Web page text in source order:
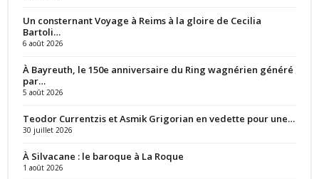
Un consternant Voyage à Reims à la gloire de Cecilia
Bartoli…
6 août 2026
À Bayreuth, le 150e anniversaire du Ring wagnérien généré
par…
5 août 2026
Teodor Currentzis et Asmik Grigorian en vedette pour une…
30 juillet 2026
À Silvacane : le baroque à La Roque
1 août 2026